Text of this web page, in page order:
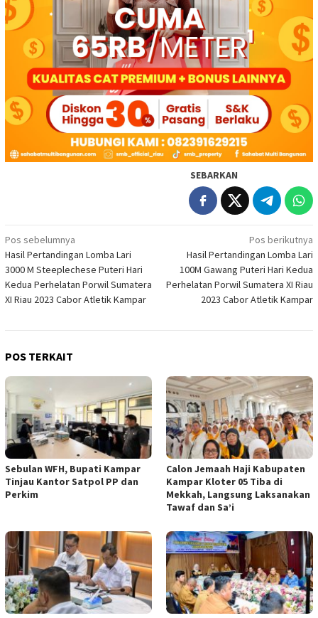
SEBARKAN
Navigasi
pos
Pos sebelumnya
Hasil Pertandingan Lomba Lari
3000 M Steeplechese Puteri Hari
Kedua Perhelatan Porwil Sumatera
XI Riau 2023 Cabor Atletik Kampar
Pos berikutnya
Hasil Pertandingan Lomba Lari
100M Gawang Puteri Hari Kedua
Perhelatan Porwil Sumatera XI Riau
2023 Cabor Atletik Kampar
POS TERKAIT
Sebulan WFH, Bupati Kampar
Tinjau Kantor Satpol PP dan
Perkim
Calon Jemaah Haji Kabupaten
Kampar Kloter 05 Tiba di
Mekkah, Langsung Laksanakan
Tawaf dan Sa’i